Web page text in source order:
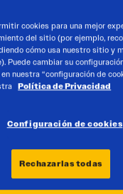
cookies para una mejor
del sitio (por ejemplo,
cómo usa nuestro sitio y
Puede cambiar su
nuestra “configuración de
Política de Privacidad
Configuración de cookies
Rechazarlas todas